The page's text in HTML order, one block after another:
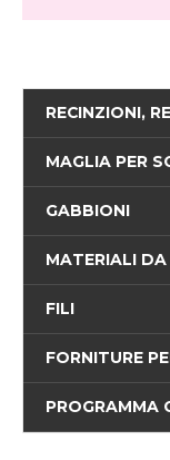
RECINZIONI,
MAGLIA PER
GABBIONI
MATERIALI
FILI
FORNITURE
PROGRAMMA